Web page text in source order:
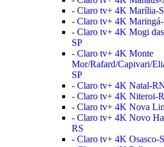
- Claro tv+ 4K Marília-
- Claro tv+ 4K Maringá-
- Claro tv+ 4K Mogi
SP
- Claro tv+ 4K Monte
Mor/Rafard/Capivari/
SP
- Claro tv+ 4K Natal-
- Claro tv+ 4K Niteroi-
- Claro tv+ 4K Nova
- Claro tv+ 4K Novo
RS
- Claro tv+ 4K Osasco-